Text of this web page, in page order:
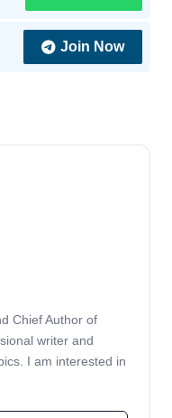
Join Now
Chief Author of
writer and
I am interested in